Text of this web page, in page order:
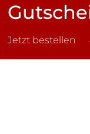
Jetzt bestellen